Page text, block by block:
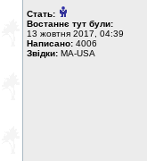
Стать:
Востаннє тут були:
13 жовтня 2017, 04:39
Написано: 4006
Звідки: MA-USA